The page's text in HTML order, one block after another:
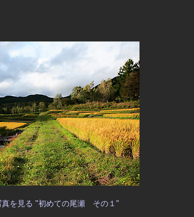
真を見る "初めての尾瀬 その１"